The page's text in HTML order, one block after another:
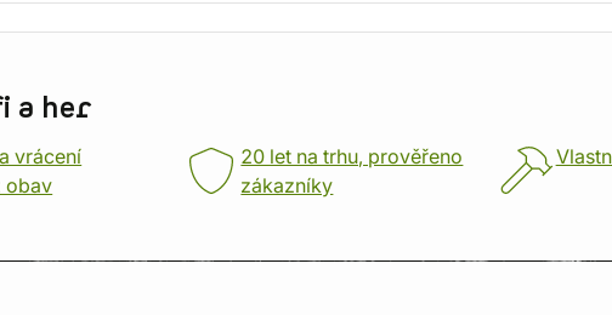
a her
vrácení
obav
20 let na trhu, prověřeno
zákazníky